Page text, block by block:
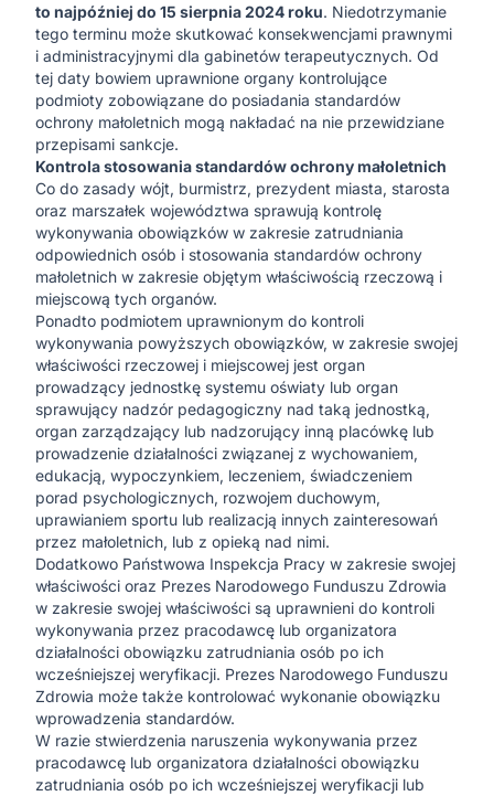
to najpóźniej do 15 sierpnia 2024 roku. Niedotrzymanie
tego terminu może skutkować konsekwencjami prawnymi
i administracyjnymi dla gabinetów terapeutycznych. Od
tej daty bowiem uprawnione organy kontrolujące
podmioty zobowiązane do posiadania standardów
ochrony małoletnich mogą nakładać na nie przewidziane
przepisami sankcje.
Kontrola stosowania standardów ochrony małoletnich
Co do zasady wójt, burmistrz, prezydent miasta, starosta
oraz marszałek województwa sprawują kontrolę
wykonywania obowiązków w zakresie zatrudniania
odpowiednich osób i stosowania standardów ochrony
małoletnich w zakresie objętym właściwością rzeczową i
miejscową tych organów.
Ponadto podmiotem uprawnionym do kontroli
wykonywania powyższych obowiązków, w zakresie swojej
właściwości rzeczowej i miejscowej jest organ
prowadzący jednostkę systemu oświaty lub organ
sprawujący nadzór pedagogiczny nad taką jednostką,
organ zarządzający lub nadzorujący inną placówkę lub
prowadzenie działalności związanej z wychowaniem,
edukacją, wypoczynkiem, leczeniem, świadczeniem
porad psychologicznych, rozwojem duchowym,
uprawianiem sportu lub realizacją innych zainteresowań
przez małoletnich, lub z opieką nad nimi.
Dodatkowo Państwowa Inspekcja Pracy w zakresie swojej
właściwości oraz Prezes Narodowego Funduszu Zdrowia
w zakresie swojej właściwości są uprawnieni do kontroli
wykonywania przez pracodawcę lub organizatora
działalności obowiązku zatrudniania osób po ich
wcześniejszej weryfikacji. Prezes Narodowego Funduszu
Zdrowia może także kontrolować wykonanie obowiązku
wprowadzenia standardów.
W razie stwierdzenia naruszenia wykonywania przez
pracodawcę lub organizatora działalności obowiązku
zatrudniania osób po ich wcześniejszej weryfikacji lub